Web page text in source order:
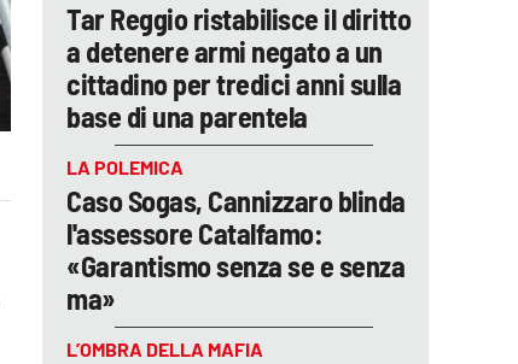
Tar Reggio ristabilisce il diritto
a detenere armi negato a un
cittadino per tredici anni sulla
base di una parentela
LA POLEMICA
Caso Sogas, Cannizzaro blinda
l'assessore Catalfamo:
«Garantismo senza se e senza
ma»
L’OMBRA DELLA MAFIA